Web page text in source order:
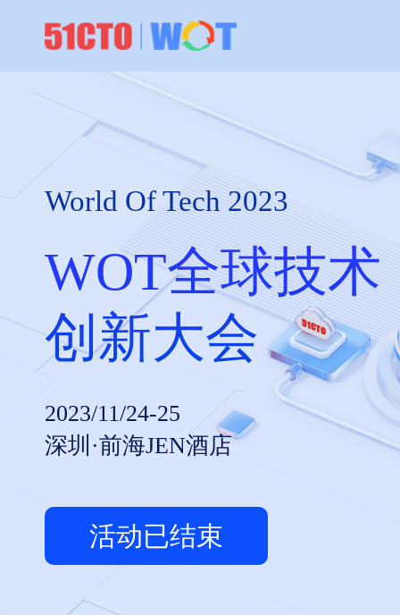
World Of Tech 2023
WOT全球技术
创新大会
2023/11/24-25
深圳·前海JEN酒店
活动已结束